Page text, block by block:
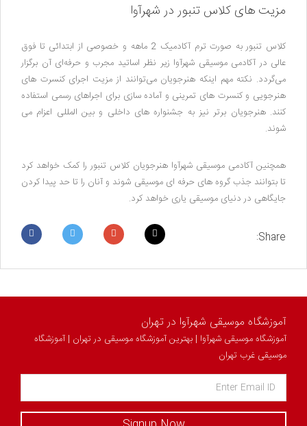
مزیت های کلاس تنبور در شهرآوا
کلاس تنبور به صورت ترم آکادمیک 2 ماهه و خصوصی از ابتدائی تا فوق
عالی در آکادمی موسیقی شهرآوا زیر نظر اساتید مجرب و حرفه‌ای آن برگزار
می‌گردد. نکته مهم اینکه هنرجویان می‌توانند از مزیت اجرای کنسرت های
هنرجویی و کنسرت های تمرینی و آماده سازی برای اجراهای رسمی استفاده
کنند. هنرجویان برتر نیز به جشنواره های داخلی و بین المللی اعزام می
شوند.
همچنین آکادمی موسیقی شهرآوا هنرجویان کلاس تنبور را کمک خواهد کرد
تا بتوانند جذب گروه های حرفه ای موسیقی شوند و آنان را تا حد پیدا کردن
جایگاهی در دنیای موسیقی یاری خواهد کرد.
Share:
آموزشگاه موسیقی شهرآوا در تهران
آموزشگاه موسیقی شهرآوا | بهترین آموزشگاه موسیقی در تهران | آموزشگاه
موسیقی غرب تهران